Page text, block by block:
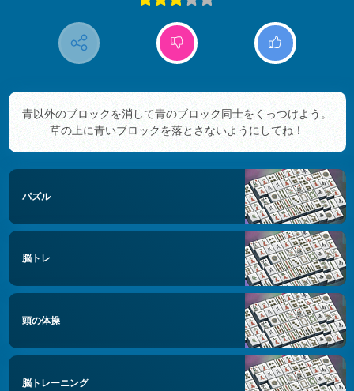
青以外のブロックを消して青のブロック同士をくっつけよう。
草の上に青いブロックを落とさないようにしてね！
パズル
脳トレ
頭の体操
脳トレーニング